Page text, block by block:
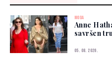
MODA
Anne
savršen
05. 08. 2026.